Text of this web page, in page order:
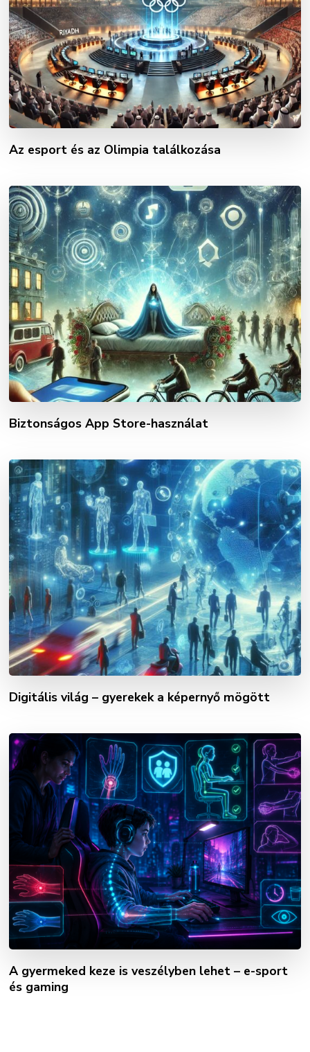
Az esport és az Olimpia találkozása
Biztonságos App Store-használat
Digitális világ – gyerekek a képernyő mögött
A gyermeked keze is veszélyben lehet – e-sport
és gaming